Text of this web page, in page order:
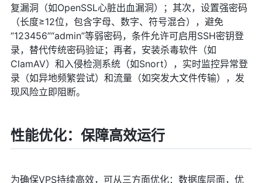
复漏洞（如OpenSSL心脏出血漏洞）；其次，设置强密码
（长度≥12位，包含字母、数字、符号混合），避免
“123456”“admin”等弱密码，条件允许可启用SSH密钥登
录，替代传统密码验证；再者，安装杀毒软件（如
ClamAV）和入侵检测系统（如Snort），实时监控异常登
录（如异地频繁尝试）和流量（如突发大文件传输），发
现风险立即阻断。
性能优化：保障高效运行
为确保VPS持续高效，可从三方面优化：数据库层面，优